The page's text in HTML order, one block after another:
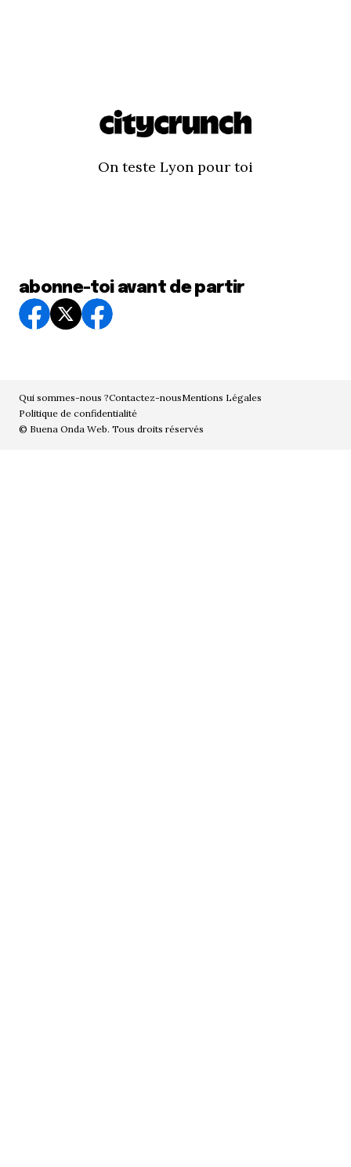
On teste Lyon pour toi
abonne-toi avant de partir
Qui sommes-nous ?Contactez-nousMentions Légales
Politique de confidentialité
© Buena Onda Web. Tous droits réservés